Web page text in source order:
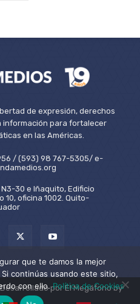
de expresión, derechos
información para fortalecer
en las Américas.
/ (593) 98 767-5305/ e-
30 e Iñaquito, Edificio
10, oficina 1002. Quito-
por El Megáfono by
que te damos la mejor
continúas usando este sitio,
con ello.Política de Cookies